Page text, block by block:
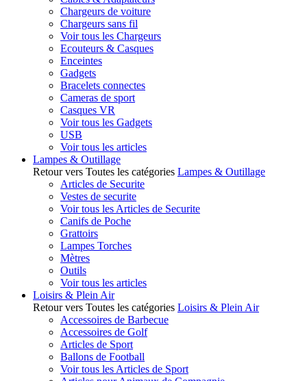
Chargeurs de voiture
Chargeurs sans fil
Voir tous les Chargeurs
Ecouteurs & Casques
Enceintes
Gadgets
Bracelets connectes
Cameras de sport
Casques VR
Voir tous les Gadgets
USB
Voir tous les articles
Lampes & Outillage
Retour vers Toutes les catégories Lampes & Outillage
Articles de Securite
Vestes de securite
Voir tous les Articles de Securite
Canifs de Poche
Grattoirs
Lampes Torches
Mètres
Outils
Voir tous les articles
Loisirs & Plein Air
Retour vers Toutes les catégories Loisirs & Plein Air
Accessoires de Barbecue
Accessoires de Golf
Articles de Sport
Ballons de Football
Voir tous les Articles de Sport